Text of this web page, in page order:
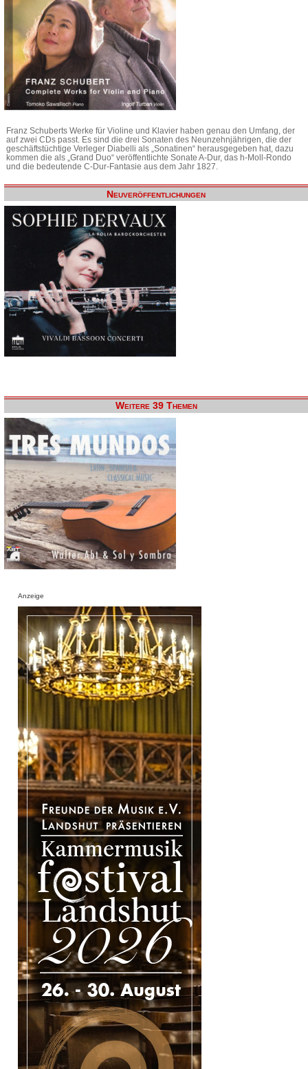
Franz Schuberts Werke für Violine und Klavier haben genau den Umfang, der
auf zwei CDs passt. Es sind die drei Sonaten des Neunzehnjährigen, die der
geschäftstüchtige Verleger Diabelli als „Sonatinen“ herausgegeben hat, dazu
kommen die als „Grand Duo“ veröffentlichte Sonate A-Dur, das h-Moll-Rondo
und die bedeutende C-Dur-Fantasie aus dem Jahr 1827.
Neuveröffentlichungen
Weitere 39 Themen
Anzeige